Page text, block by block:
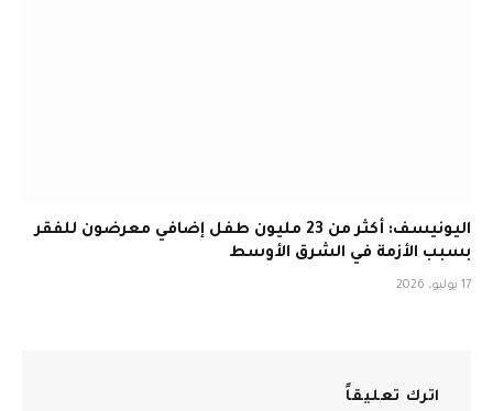
اليونيسف: أكثر من 23 مليون طفل إضافي معرضون للفقر
بسبب الأزمة في الشرق الأوسط
17 يوليو، 2026
اترك تعليقاً